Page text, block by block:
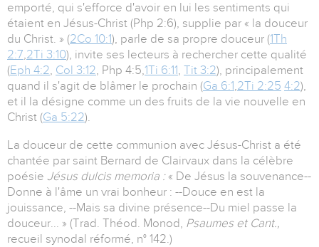
emporté, qui s'efforce d'avoir en lui les sentiments qui
étaient en Jésus-Christ (Php 2:6), supplie par « la douceur
du Christ. » (2Co 10:1), parle de sa propre douceur (1Th
2:7,2Ti 3:10), invite ses lecteurs à rechercher cette qualité
(Eph 4:2, Col 3:12, Php 4:5,1Ti 6:11, Tit 3:2), principalement
quand il s'agit de blâmer le prochain (Ga 6:1,2Ti 2:25 4:2),
et il la désigne comme un des fruits de la vie nouvelle en
Christ (Ga 5:22).
La douceur de cette communion avec Jésus-Christ a été
chantée par saint Bernard de Clairvaux dans la célèbre
poésie Jésus dulcis memoria : « De Jésus la souvenance--
Donne à l'âme un vrai bonheur : --Douce en est la
jouissance, --Mais sa divine présence--Du miel passe la
douceur... » (Trad. Théod. Monod, Psaumes et Cant.,
recueil synodal réformé, n° 142.)